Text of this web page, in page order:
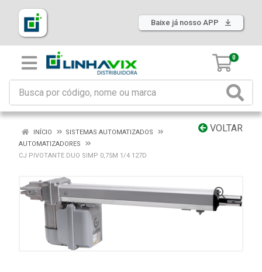
Baixe já nosso APP
0
VOLTAR
INÍCIO
SISTEMAS AUTOMATIZADOS
AUTOMATIZADORES
CJ PIVOTANTE DUO SIMP 0,75M 1/4 127D